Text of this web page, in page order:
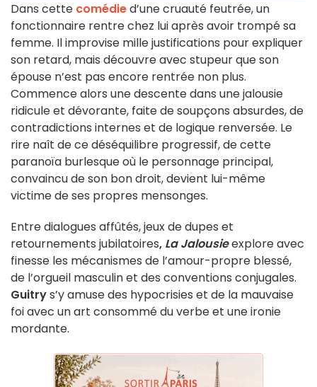
Dans cette comédied’une cruauté feutrée, un
fonctionnaire rentre chez lui après avoir trompé sa
femme. Il improvise mille justifications pour expliquer
son retard, mais découvre avec stupeur que son
épouse n’est pas encore rentrée non plus.
Commence alors une descente dans une jalousie
ridicule et dévorante, faite de soupçons absurdes, de
contradictions internes et de logique renversée. Le
rire naît de ce déséquilibre progressif, de cette
paranoïa burlesque où le personnage principal,
convaincu de son bon droit, devient lui-même
victime de ses propres mensonges.
Entre dialogues affûtés, jeux de dupes et
retournements jubilatoires, La Jalousieexplore avec
finesse les mécanismes de l’amour-propre blessé,
de l’orgueil masculin et des conventions conjugales.
Guitrys’y amuse des hypocrisies et de la mauvaise
foi avec un art consommé du verbe et une ironie
mordante.